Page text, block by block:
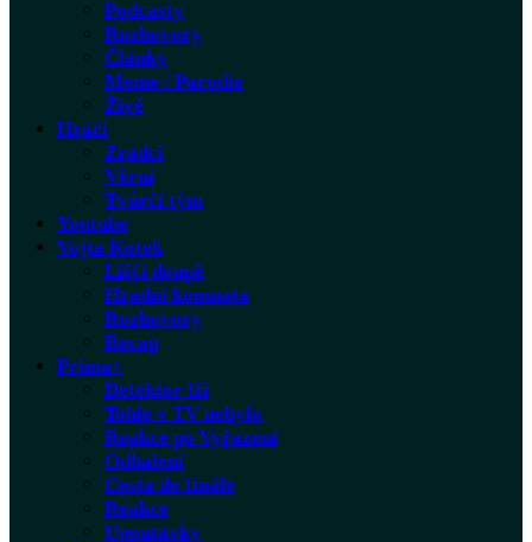
Podcasty
Rozhovory
Články
Meme / Parodie
Živě
Hráči
Zrádci
Věrní
Tvůrčí tým
Youtube
Vojta Kotek
Liščí doupě
Hradní komnata
Rozhovory
Recap
Prima+
Detektor lži
Tohle v TV nebylo
Reakce po Vyřazení
Odhalení
Cesta do finále
Reakce
Upoutávky